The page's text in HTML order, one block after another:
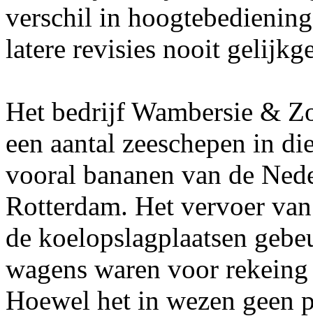
verschil in
latere revisies nooit
Het bedrijf Wambersie &
een aantal zeeschepen in
vooral bananen van de
Rotterdam. Het vervoer
de koelopslagplaatsen
wagens waren voor
Hoewel het in wezen geen